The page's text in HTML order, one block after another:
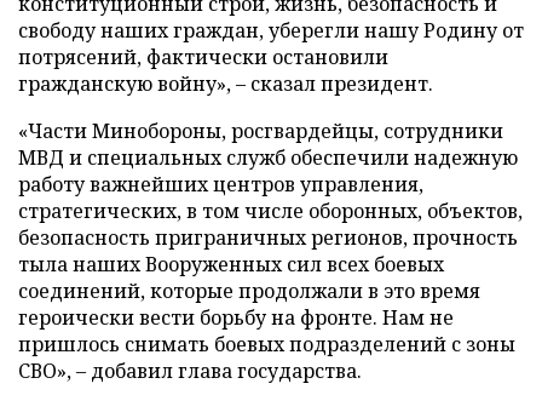
свободу наших граждан, уберегли нашу Родину от
потрясений, фактически остановили
гражданскую войну», – сказал президент.
«Части Минобороны, росгвардейцы, сотрудники
МВД и специальных служб обеспечили надежную
работу важнейших центров управления,
стратегических, в том числе оборонных, объектов,
безопасность приграничных регионов, прочность
тыла наших Вооруженных сил всех боевых
соединений, которые продолжали в это время
героически вести борьбу на фронте. Нам не
пришлось снимать боевых подразделений с зоны
СВО», – добавил глава государства.